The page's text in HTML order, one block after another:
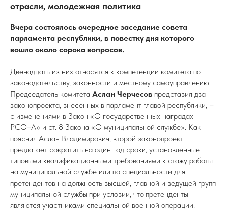
отрасли, молодежная политика
Вчера состоялось очередное заседание совета
парламента республики, в повестку дня которого
вошло около сорока вопросов.
Двенадцать из них относятся к компетенции комитета по
законодательству, законности и местному самоуправлению.
Председатель комитета Аслан Черчесов представил два
законопроекта, внесенных в парламент главой республики, –
с изменениями в Закон «О государственных наградах
РСО–А» и ст. 8 Закона «О муниципальной службе». Как
пояснил Аслан Владимирович, второй законопроект
предлагает сократить на один год сроки, установленные
типовыми квалификационными требованиями к стажу работы
на муниципальной службе или по специальности для
претендентов на должность высшей, главной и ведущей групп
муниципальной службы при условии, что претенденты
являются участниками специальной военной операции.